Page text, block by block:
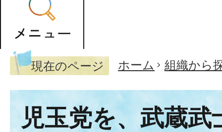
現在のページ ホーム 組織から
児玉党を、武蔵武